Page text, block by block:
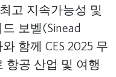
고 지속가능성 및
보벨(Sinead
함께 CES 2025 무
항공 산업 및 여행